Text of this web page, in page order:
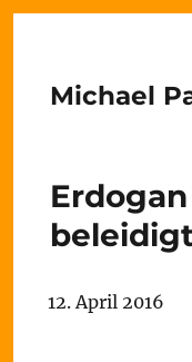
Michael
12. April 2016